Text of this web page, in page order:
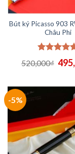
Bút ký Picasso 903
Châu Phi
Được xếp
hạng 5.00
520,000₫ Giá
-5%